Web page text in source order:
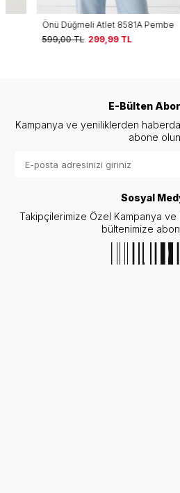
Önü Düğmeli Atlet 8581A Pembe
TL 299,99 TL
E-Bülten
Kampanya ve yeniliklerden
abone
Sosyal
Takipçilerimize Özel Kampanya ve
bültenimize